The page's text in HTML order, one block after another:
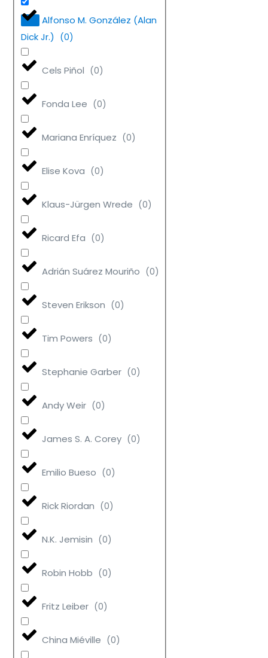
Alfonso M. González (Alan
Dick Jr.) (0)
Cels Piñol (0)
Fonda Lee (0)
Mariana Enríquez (0)
Elise Kova (0)
Klaus-Jürgen Wrede (0)
Ricard Efa (0)
Adrián Suárez Mouriño (0)
Steven Erikson (0)
Tim Powers (0)
Stephanie Garber (0)
Andy Weir (0)
James S. A. Corey (0)
Emilio Bueso (0)
Rick Riordan (0)
N.K. Jemisin (0)
Robin Hobb (0)
Fritz Leiber (0)
China Miéville (0)